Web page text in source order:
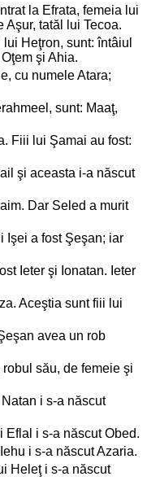
la Efrata, femeia lui
Aşur, tatăl lui Tecoa.
Heţron, sunt: întâiul
şi Ahia.
cu numele Atara;
sunt: Maaţ,
Fiii lui Şamai au fost:
şi aceasta i-a născut
Dar Seled a murit
Işei a fost Şeşan; iar
Ieter şi Ionatan. Ieter
Aceştia sunt fiii lui
avea un rob
său, de femeie şi
i s-a născut
Eflal i s-a născut Obed.
i s-a născut Azaria.
Heleţ i s-a născut